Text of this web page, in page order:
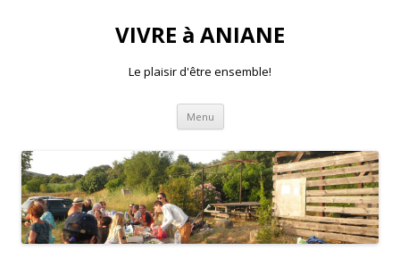
VIVRE à ANIANE
Le plaisir d'être ensemble!
Menu Aller
contenu